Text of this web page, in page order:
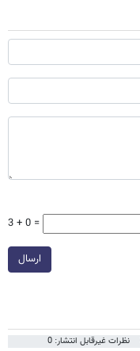
3 + 0 =
ارسال
نظرات غیرقابل انتشار: 0